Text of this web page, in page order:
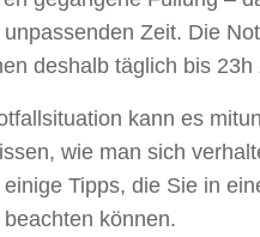
Zeit. Die
deshalb täglich bis 23h
kann es
wie man sich
Tipps, die Sie in
können.